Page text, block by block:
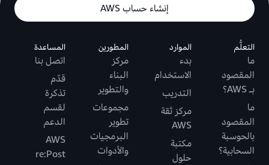
إنشاء حساب AWS
التعلُّم
ما
المقصود
بـ AWS؟
ما
المقصود
بالحوسبة
السحابية؟
الموارد
بدء
الاستخدام
التدريب
مركز ثقة
AWS
مكتبة
حلول
المطورين
مركز
البناء
والتطوير
مجموعات
تطوير
البرمجيات
والأدوات
المساعدة
اتصل بنا
قدّم
تذكرة
لقسم
الدعم
AWS
re:Post